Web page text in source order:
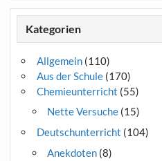
Kategorien
Allgemein(110)
Aus der Schule(170)
Chemieunterricht (55)
Nette Versuche(15)
Deutschunterricht (104)
Anekdoten(8)